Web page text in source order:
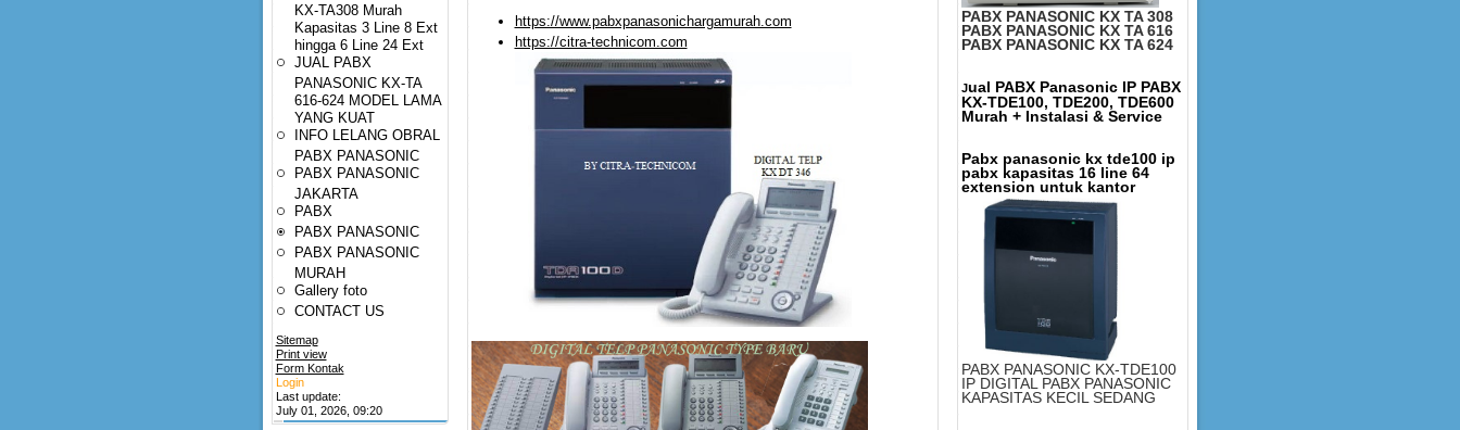
KX-TA308 Murah
Kapasitas 3 Line 8 Ext
hingga 6 Line 24 Ext
JUAL PABX
PANASONIC KX-TA
616-624 MODEL LAMA
YANG KUAT
INFO LELANG OBRAL
PABX PANASONIC
PABX PANASONIC
JAKARTA
PABX
PABX PANASONIC
PABX PANASONIC
MURAH
Gallery foto
CONTACT US
Sitemap
Print view
Form Kontak
Login
Last update:
July 01, 2026, 09:20
https://www.pabxpanasonichargamurah.com
https://citra-technicom.com
PABX PANASONIC KX TA 308
PABX PANASONIC KX TA 616
PABX PANASONIC KX TA 624
Jual PABX Panasonic IP PABX
KX-TDE100, TDE200, TDE600
Murah + Instalasi & Service
Pabx panasonic kx tde100 ip
pabx kapasitas 16 line 64
extension untuk kantor
PABX PANASONIC KX-TDE100
IP DIGITAL PABX PANASONIC
KAPASITAS KECIL SEDANG